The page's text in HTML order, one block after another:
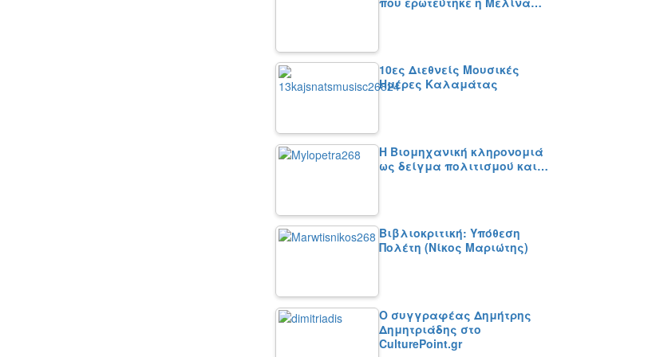
10ες Διεθνείς Μουσικές
Ημέρες Καλαμάτας
Η Βιομηχανική κληρονομιά
ως δείγμα πολιτισμού και…
Βιβλιοκριτική: Υπόθεση
Πολέτη (Νίκος Μαριώτης)
Ο συγγραφέας Δημήτρης
Δημητριάδης στο
CulturePoint.gr